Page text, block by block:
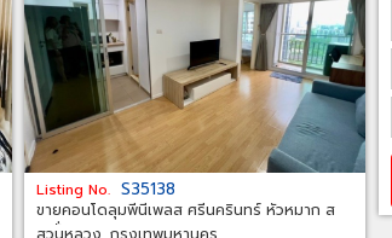
Listing No. S35138
ขายคอนโดลุมพีนีเพลส ศรีนครินทร์ หัวหมาก ส
เตชั่น